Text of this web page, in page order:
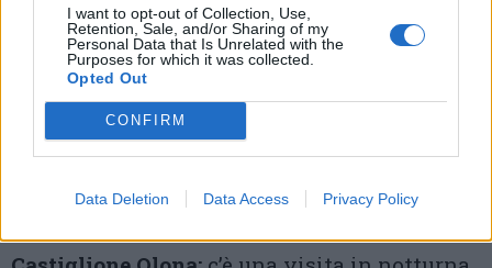
I want to opt-out of Collection, Use,
Retention, Sale, and/or Sharing of my
Personal Data that Is Unrelated with the
Purposes for which it was collected.
Opted Out
CONFIRM
Data Deletion Data Access Privacy Policy
CASTANO PRIMO;“Abbracciamo la
brughiera” è la biciclettata di 8km adatta a
tutti tra i Comuni del Castanese per andare a
scoprire la brughiera del Gaggio, minacciata
Castano Primo – La manifestazione